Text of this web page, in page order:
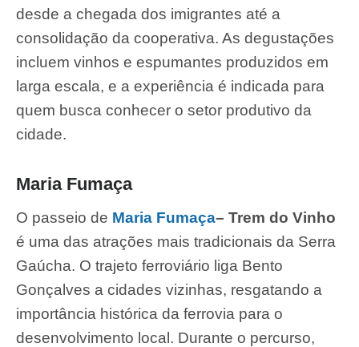
desde a chegada dos imigrantes até a
consolidação da cooperativa. As degustações
incluem vinhos e espumantes produzidos em
larga escala, e a experiência é indicada para
quem busca conhecer o setor produtivo da
cidade.
Maria Fumaça
O passeio de Maria Fumaça– Trem do Vinho
é uma das atrações mais tradicionais da Serra
Gaúcha. O trajeto ferroviário liga Bento
Gonçalves a cidades vizinhas, resgatando a
importância histórica da ferrovia para o
desenvolvimento local. Durante o percurso,